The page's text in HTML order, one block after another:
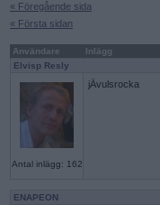
« Föregående sida
« Första sidan
Användare
Inlägg
Elvisp Resly
Antal inlägg: 162
jÄvulsrocka
ENAPEON